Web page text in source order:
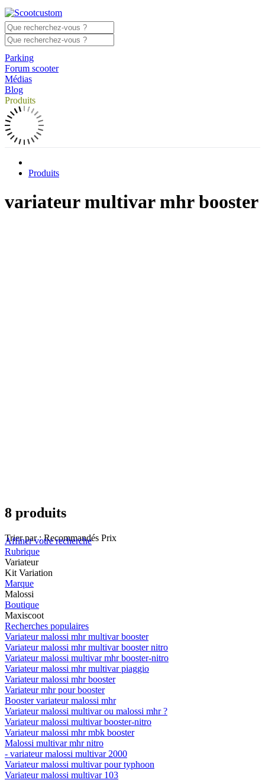
Parking
Forum scooter
Médias
Blog
Produits
Produits
variateur multivar mhr booster
8 produits
Trier par : Recommandés Prix
Affiner votre recherche
Rubrique
Variateur
Kit Variation
Marque
Malossi
Boutique
Maxiscoot
Recherches populaires
Variateur malossi mhr multivar booster
Variateur malossi mhr multivar booster nitro
Variateur malossi multivar mhr booster-nitro
Variateur malossi mhr multivar piaggio
Variateur malossi mhr booster
Variateur mhr pour booster
Booster variateur malossi mhr
Variateur malossi multivar ou malossi mhr ?
Variateur malossi multivar booster-nitro
Variateur malossi mhr mbk booster
Malossi multivar mhr nitro
- variateur malossi multivar 2000
Variateur malossi multivar pour typhoon
Variateur malossi multivar 103